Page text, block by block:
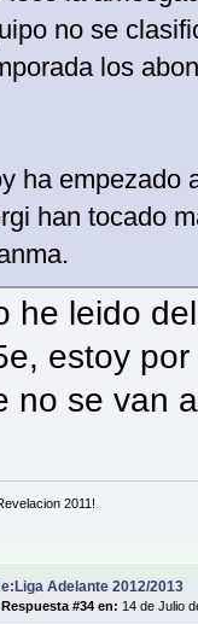
no se
los
ha empezado
han tocado
he leido
estoy
no se van
2011!
Adelante 2012/2013
Respuesta #34 en: 14 de Julio